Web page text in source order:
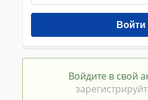
Войти
Войдите в свой